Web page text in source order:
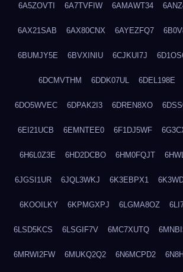
6A5ZOVTI 6A7TVFIW 6AMAWT34
6AX21SAB 6AX80CNX 6AYEZFQ7
6BUMJY5E 6BVXINIU 6CJKUI7J
6DCMVTHM 6DDK07UL 6DEL198E
6DO5WVEC 6DPAK2I3 6DREN8XO
6EI21UCB 6EMNTEE0 6F1DJ5WF
6H6L0Z3E 6HD2DCBO 6HM0FQJT
6JGSI1UR 6JQL3WKJ 6K3EBPX1
6KOOILKY 6KPMGXPJ 6LGMA8OZ
6LSD5KCS 6LSGIF7V 6MC7XUTQ
6MRWI2FW 6MUKQ2Q2 6N6MCPD2